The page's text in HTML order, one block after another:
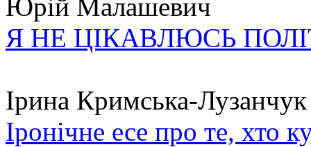
Юрій Малашевич
Я НЕ ЦІКАВЛЮСЬ
Ірина Кримська-Лузанчук
Іронічне есе про те, хто